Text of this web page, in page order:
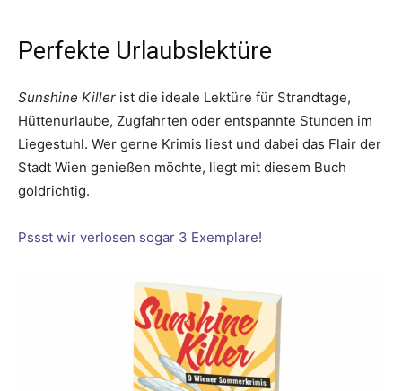
Perfekte Urlaubslektüre
Sunshine Killer ist die ideale Lektüre für Strandtage,
Hüttenurlaube, Zugfahrten oder entspannte Stunden im
Liegestuhl. Wer gerne Krimis liest und dabei das Flair der
Stadt Wien genießen möchte, liegt mit diesem Buch
goldrichtig.
Pssst wir verlosen sogar 3 Exemplare!